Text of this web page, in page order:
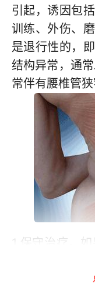
引起，诱因包
训练、外伤、
是退行性的，
结构异常，通
常伴有腰椎管狭
1.保守治疗。
可以采取保守
滑脱情况。如